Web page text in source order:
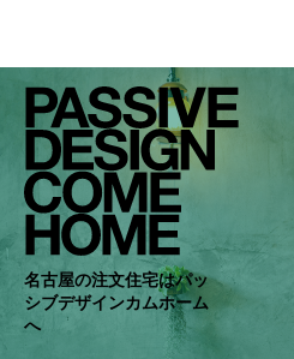
名古屋の注文住宅はパッ
シブデザインカムホーム
へ
HOME
WORKS
COMPANY
CONCEPT